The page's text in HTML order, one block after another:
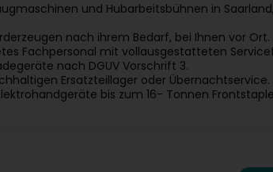
und Hubarbeitsbühnen in
nach ihrem Bedarf, bei Ihnen vor Ort.
Fachpersonal mit vollausgestatteten
nach DGUV Vorschrift 3.
Ersatzteillager oder Übernachtservice.
bis zum 16- Tonnen